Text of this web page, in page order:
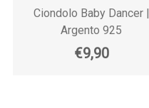
Ciondolo Baby Dancer |
Argento 925
€9,90